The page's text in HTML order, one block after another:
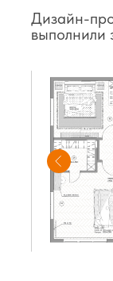
Дизайн-
выполнили